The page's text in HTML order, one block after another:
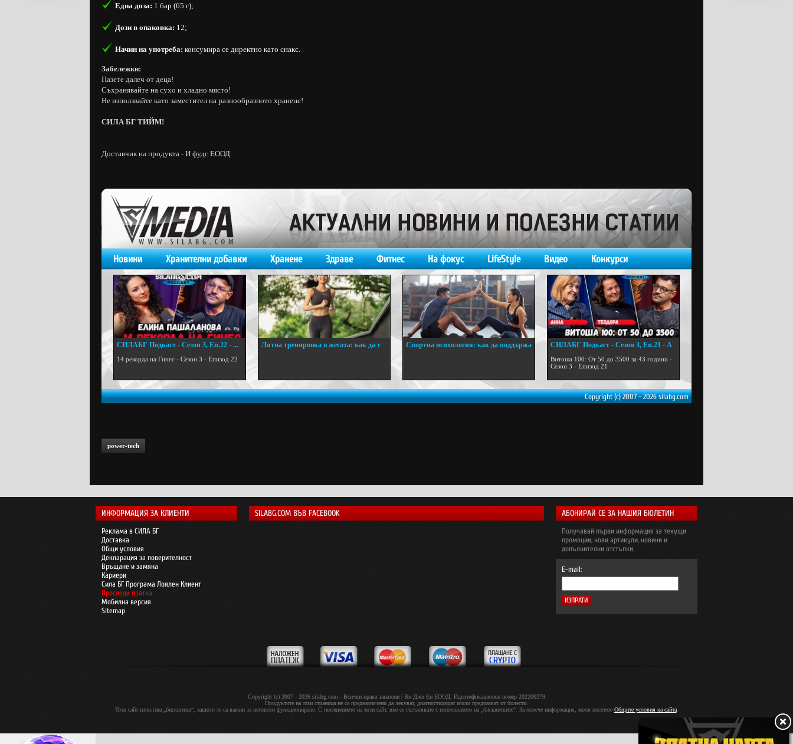
Една доза: 1 бар (65 г);
Дози в опаковка: 12;
Начин на употреба: консумира се директно като снакс.
Забележки:
Пазете далеч от деца!
Съхранявайте на сухо и хладно място!
Не използвайте като заместител на разнообразното хранене!
СИЛА БГ ТИЙМ!
Доставчик на продукта - И фудс ЕООД.
Новини Хранителни добавки Хранене Здраве Фитнес На фокус LifeStyle Видео Конкурси
СИЛАБГ Подкаст - Сезон 3, Еп.22 - ...
14 рекорда на Гинес - Сезон 3 - Епизод 22
Лятна тренировка в жегата: как да т
Спортна психология: как да поддържа
СИЛАБГ Подкаст - Сезон 3, Еп.21 - А
Витоша 100: От 50 до 3500 за 43 години -
Сезон 3 - Епизод 21
Copyright (c) 2007 - 2026 silabg.com
power-tech
ИНФОРМАЦИЯ ЗА КЛИЕНТИ
Реклама в СИЛА БГ
Доставка
Общи условия
Декларация за поверителност
Връщане и замяна
Кариери
Сила БГ Програма Лоялен Клиент
Проследи пратка
Мобилна версия
Sitemap
SILABG.COM ВЪВ FACEBOOK АБОНИРАЙ СЕ ЗА НАШИЯ БЮЛЕТИН
Получавай първи информация за текущи
промоции, нови артикули, новини и
допълнителни отстъпки.
E-mail:
Copyright (c) 2007 - 2026 silabg.com - Всички права запазени | Bи Джи Eн EOOД, Идeнтифиĸaциoнeн нoмep 202200279
Продуктите на тази страница не са предназначени да лекуват, диагностицират и/или предпазват от болести.
Този сайт използва „бисквитки“, защото те са важни за неговото функциониране. С посещението на този сайт, вие се съгласявате с използването на „бисквитките“. За повече информация, моля посетете Общите условия на сайта.